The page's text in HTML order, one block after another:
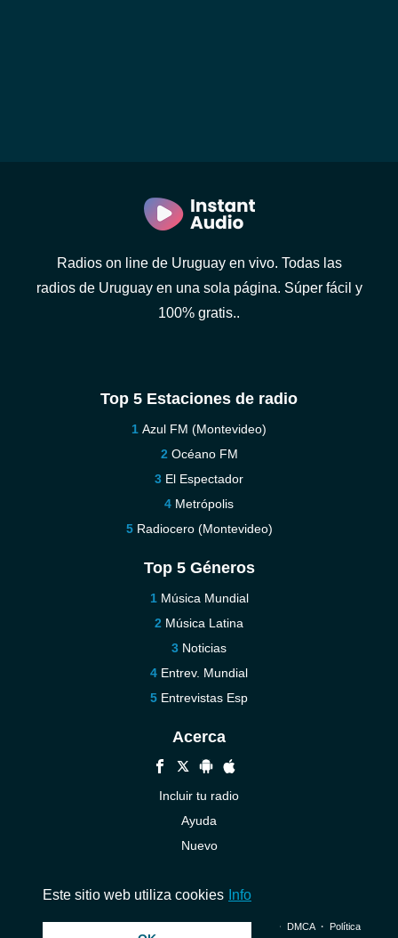
Radios on line de Uruguay en vivo. Todas las
radios de Uruguay en una sola página. Súper fácil y
100% gratis..
Top 5 Estaciones de radio
Azul FM (Montevideo)
Océano FM
El Espectador
Metrópolis
Radiocero (Montevideo)
Top 5 Géneros
Música Mundial
Música Latina
Noticias
Entrev. Mundial
Entrevistas Esp
Acerca
Incluir tu radio
Ayuda
Nuevo
© 2026 InstantAudio. Reservados todos los derechos. ・ DMCA・ Política
Este sitio web utiliza cookies Info